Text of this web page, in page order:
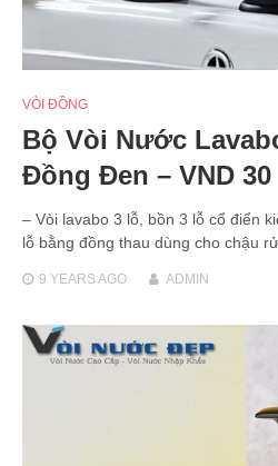
VÒI ĐỒNG
Bộ Vòi Nước
Đồng Đen – VND 30
– Vòi lavabo 3 lỗ, bồn 3 lỗ cổ điển
lỗ bằng đồng thau dùng cho chậu
9 YEARSAGO ADMIN